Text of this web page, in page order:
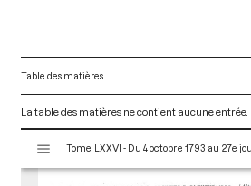
Table des matières
La table des matières ne contient aucune entrée.
s